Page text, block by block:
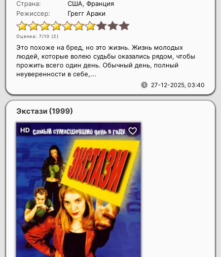
Страна:
США, Франция
Режиссер:
Грегг Араки
Оценка: 7/10 (2)
27-12-2025, 03:40
Это похоже на бред, но это жизнь. Жизнь молодых
людей, которые волею судьбы оказались рядом, чтобы
прожить всего один день. Обычный день, полный
неуверенности в себе,...
Экстази (1999)